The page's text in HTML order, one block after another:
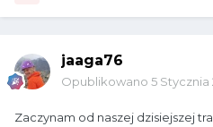
jaaga76
Opublikowano 5 Stycznia
Zaczynam od naszej dzisiejszej